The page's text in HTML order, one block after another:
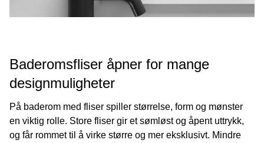
Baderomsfliser åpner for mange
designmuligheter
På baderom med fliser spiller størrelse, form og mønster
en viktig rolle. Store fliser gir et sømløst og åpent uttrykk,
og får rommet til å virke større og mer eksklusivt. Mindre